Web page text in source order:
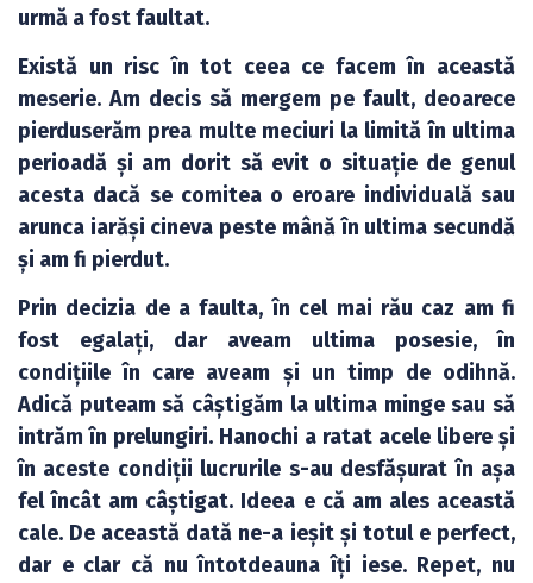
urmă a fost faultat.
Există un risc în tot ceea ce facem în această
meserie. Am decis să mergem pe fault, deoarece
pierduserăm prea multe meciuri la limită în ultima
perioadă și am dorit să evit o situație de genul
acesta dacă se comitea o eroare individuală sau
arunca iarăși cineva peste mână în ultima secundă
și am fi pierdut.
Prin decizia de a faulta, în cel mai rău caz am fi
fost egalați, dar aveam ultima posesie, în
condițiile în care aveam și un timp de odihnă.
Adică puteam să câștigăm la ultima minge sau să
intrăm în prelungiri. Hanochi a ratat acele libere și
în aceste condiții lucrurile s-au desfășurat în așa
fel încât am câștigat. Ideea e că am ales această
cale. De această dată ne-a ieșit și totul e perfect,
dar e clar că nu întotdeauna îți iese. Repet, nu